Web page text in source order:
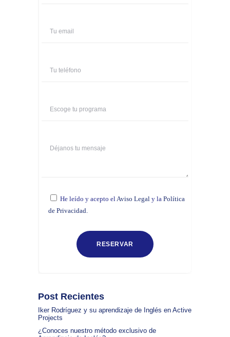
He leído y acepto elAviso Legal y la Política
de Privacidad.
Post Recientes
Iker Rodríguez y su aprendizaje de Inglés en Active
Projects
¿Conoces nuestro método exclusivo de